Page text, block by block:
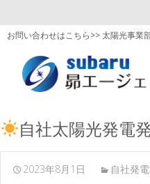
お問い合わせはこちら>> 太陽光事業
自社太陽光発電
2023年8月1日 自社発